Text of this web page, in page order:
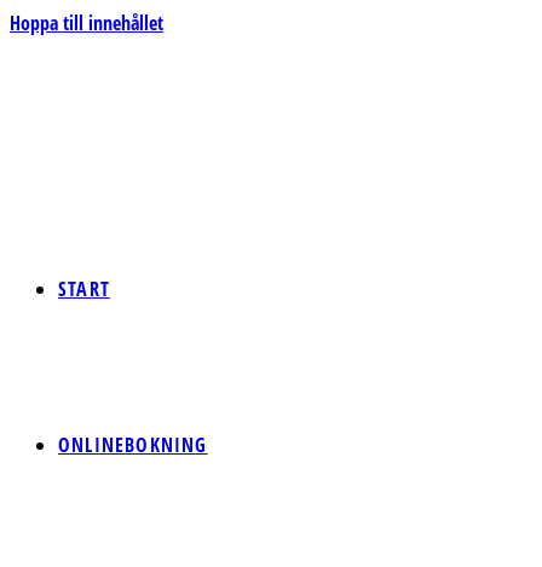
Hoppa till innehållet
START
ONLINEBOKNING